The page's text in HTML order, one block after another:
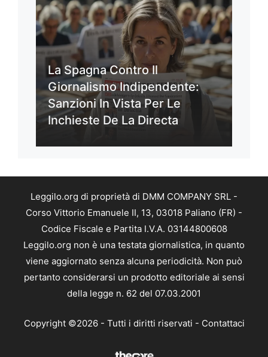
La Spagna Contro Il
Giornalismo Indipendente:
Sanzioni In Vista Per Le
Inchieste De La Directa
Leggilo.org di proprietà di DMM COMPANY SRL -
Corso Vittorio Emanuele II, 13, 03018 Paliano (FR) -
Codice Fiscale e Partita I.V.A. 03144800608
Leggilo.org non è una testata giornalistica, in quanto
viene aggiornato senza alcuna periodicità. Non può
pertanto considerarsi un prodotto editoriale ai sensi
della legge n. 62 del 07.03.2001
Copyright ©2026 - Tutti i diritti riservati - Contattaci